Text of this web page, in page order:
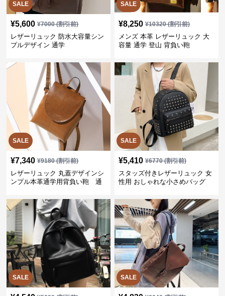
SALE
¥5,600 ¥7000(割引前)
レザーリュック 防水大容量シン
プルデザイン 通学
SALE
¥8,250 ¥10320(割引前)
メンズ 本革 レザーリュック 大
容量 通学 登山 背負い鞄
SALE
¥7,340 ¥9180(割引前)
レザーリュック 丸蓋デザインシ
ンプル本革通学用背負い鞄 通
SALE
¥5,410 ¥6770(割引前)
スタッズ付きレザーリュック 女
性用 おしゃれな小さめバッグ
SALE SALE